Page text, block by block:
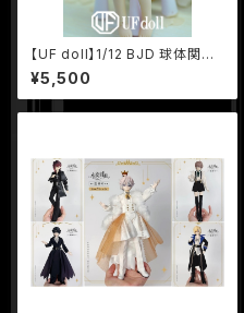
【UF doll】1/12 BJD 球体関節
人形 ボディ ヒューマンボディ U
Fドール UFボディ
¥5,500